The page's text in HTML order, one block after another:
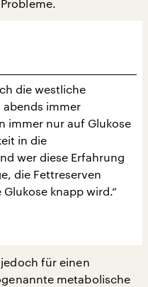
die westliche
immer
immer nur auf Glukose
in die
wer diese Erfahrung
die Fettreserven
knapp wird.“
für einen
metabolische